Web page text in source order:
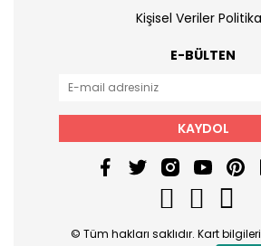
Kişisel Veriler
E-BÜLTEN
KAYDOL
© Tüm hakları saklıdır. Kart